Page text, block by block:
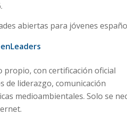
abiertas para jóvenes
con certificación oficial
de liderazgo, comunicación
medioambientales. Solo se